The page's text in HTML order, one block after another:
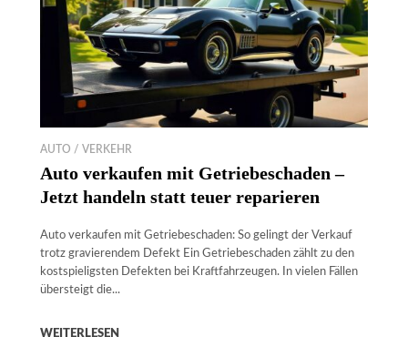
AUTO / VERKEHR
Auto verkaufen mit Getriebeschaden –
Jetzt handeln statt teuer reparieren
Auto verkaufen mit Getriebeschaden: So gelingt der Verkauf
trotz gravierendem Defekt Ein Getriebeschaden zählt zu den
kostspieligsten Defekten bei Kraftfahrzeugen. In vielen Fällen
übersteigt die...
WEITERLESEN